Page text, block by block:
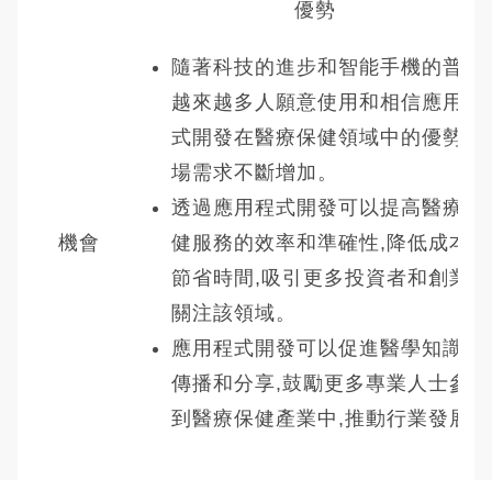
優勢
機會
隨著科技的進步和智能手機的普及,
越來越多人願意使用和相信應用程
式開發在醫療保健領域中的優勢,市
場需求不斷增加。
透過應用程式開發可以提高醫療保
健服務的效率和準確性,降低成本並
節省時間,吸引更多投資者和創業家
關注該領域。
應用程式開發可以促進醫學知識的
傳播和分享,鼓勵更多專業人士參與
到醫療保健產業中,推動行業發展。